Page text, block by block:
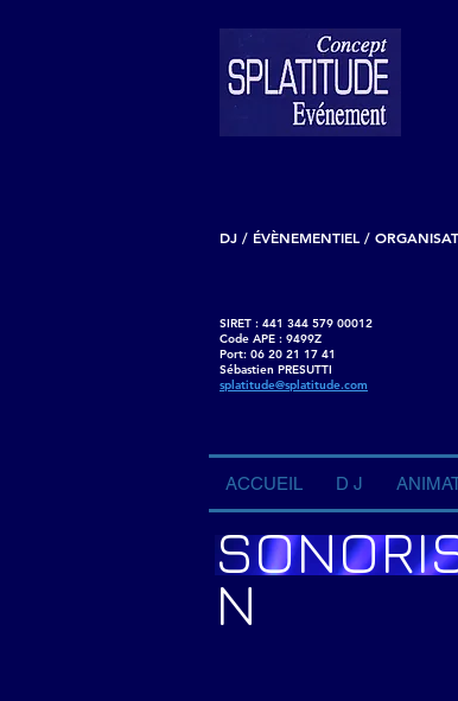
DJ / ÉVÈNEMENTIEL /
SIRET : 441 344 579 00012
Code APE : 9499Z
Port: 06 20 21 17 41
Sébastien PRESUTTI
splatitude@splatitude.com
ACCUEIL D J
N